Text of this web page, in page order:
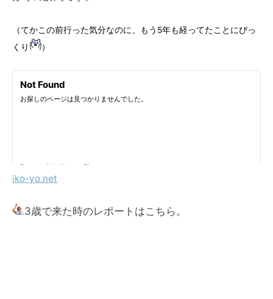
（てかこの前行った気分なのに、もう5年も経ってたことにびっ
くり
）
iko-yo.net
3歳で来た時のレポートはこちら。